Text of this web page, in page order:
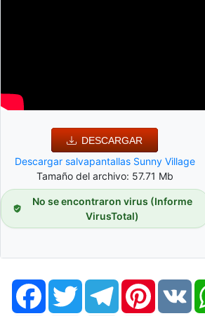
DESCARGAR
Descargar salvapantallas Sunny Village
Tamaño del archivo: 57.71 Mb
No se encontraron virus (Informe
VirusTotal)
FacebookTwitter TelegramPinterestVK